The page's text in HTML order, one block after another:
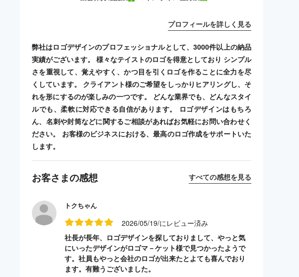
プロフィールを詳しく見る
弊社はロゴデザインのプロフェッショナルとして、3000件以上の納品
実績がございます。 様々なテイストのロゴを得意としており シンプル
さを重視して、覚えやすく、かつ目を引くロゴを作ることに全力を尽
くしています。 クライアント様のご希望をしっかりヒアリングし、そ
れを形にするのが楽しみの一つです。 どんな業界でも、どんなスタイ
ルでも、柔軟に対応できる自信があります。 ロゴデザインはもちろ
ん、名刺や封筒などに関するご相談があればお気軽にお問い合わせく
ださい。 お客様のビジネスにおける、最高のロゴ作成をサポートいた
します。
お客さまの感想 すべての感想を見る
トクちゃん
2026/05/19/にレビュー済み
社長が長年、ロゴデザインを探しておりまして、やっと気
にいったデザインがロゴマ－ケット様で見つかったようで
す。社員もやっと会社のロゴが出来たとよても喜んでおり
ます。有難うございました。